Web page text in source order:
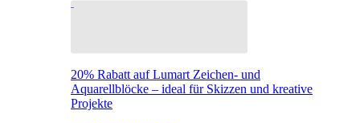
20% Rabatt auf Lumart Zeichen- und
Aquarellblöcke – ideal für Skizzen und kreative
Projekte